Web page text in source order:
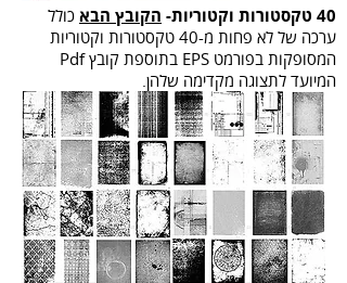
40 טקסטורות וקטוריות- הקובץ הבא כולל
ערכה של לא פחות מ-40 טקסטורות וקטוריות
המסופקות בפורמט EPS בתוספת קובץ Pdf
המיועד לתצוגה מקדימה שלהן.